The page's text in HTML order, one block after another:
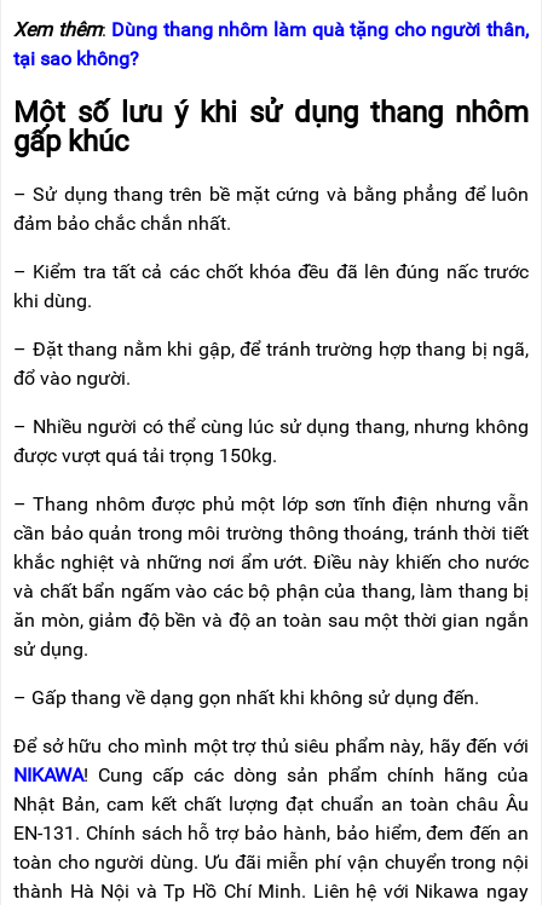
Xem thêm: Dùng thang nhôm làm quà tặng cho người thân,
tại sao không?
Một số lưu ý khi sử dụng thang nhôm
gấp khúc
– Sử dụng thang trên bề mặt cứng và bằng phẳng để luôn
đảm bảo chắc chắn nhất.
– Kiểm tra tất cả các chốt khóa đều đã lên đúng nấc trước
khi dùng.
– Đặt thang nằm khi gập, để tránh trường hợp thang bị ngã,
đổ vào người.
– Nhiều người có thể cùng lúc sử dụng thang, nhưng không
được vượt quá tải trọng 150kg.
– Thang nhôm được phủ một lớp sơn tĩnh điện nhưng vẫn
cần bảo quản trong môi trường thông thoáng, tránh thời tiết
khắc nghiệt và những nơi ẩm ướt. Điều này khiến cho nước
và chất bẩn ngấm vào các bộ phận của thang, làm thang bị
ăn mòn, giảm độ bền và độ an toàn sau một thời gian ngắn
sử dụng.
– Gấp thang về dạng gọn nhất khi không sử dụng đến.
Để sở hữu cho mình một trợ thủ siêu phẩm này, hãy đến với
NIKAWA! Cung cấp các dòng sản phẩm chính hãng của
Nhật Bản, cam kết chất lượng đạt chuẩn an toàn châu Âu
EN-131. Chính sách hỗ trợ bảo hành, bảo hiểm, đem đến an
toàn cho người dùng. Ưu đãi miễn phí vận chuyển trong nội
thành Hà Nội và Tp Hồ Chí Minh. Liên hệ với Nikawa ngay